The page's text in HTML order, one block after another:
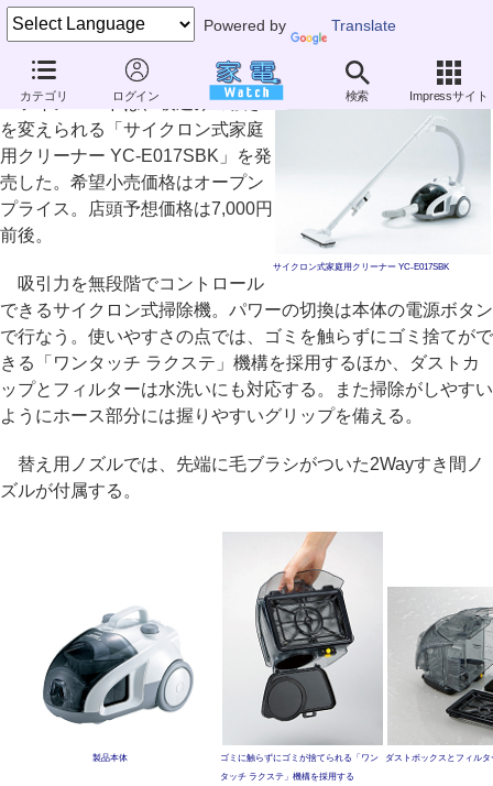
Powered by Translate
カテゴリ ログイン 検索 Impressサイト
ツインバード、吸引力を無段階で調節できるサイクロン式掃除機
サイクロン式家庭用クリーナー YC-E017SBK
ツインバードは、吸込みの強さ
を変えられる「サイクロン式家庭
用クリーナー YC-E017SBK」を発
売した。希望小売価格はオープン
プライス。店頭予想価格は7,000円
前後。
吸引力を無段階でコントロール
できるサイクロン式掃除機。パワーの切換は本体の電源ボタン
で行なう。使いやすさの点では、ゴミを触らずにゴミ捨てがで
きる「ワンタッチ ラクステ」機構を採用するほか、ダストカ
ップとフィルターは水洗いにも対応する。また掃除がしやすい
ようにホース部分には握りやすいグリップを備える。
替え用ノズルでは、先端に毛ブラシがついた2Wayすき間ノ
ズルが付属する。
製品本体
ゴミに触らずにゴミが捨てられる「ワン
タッチ ラクステ」機構を採用する
ダストボックスとフィル